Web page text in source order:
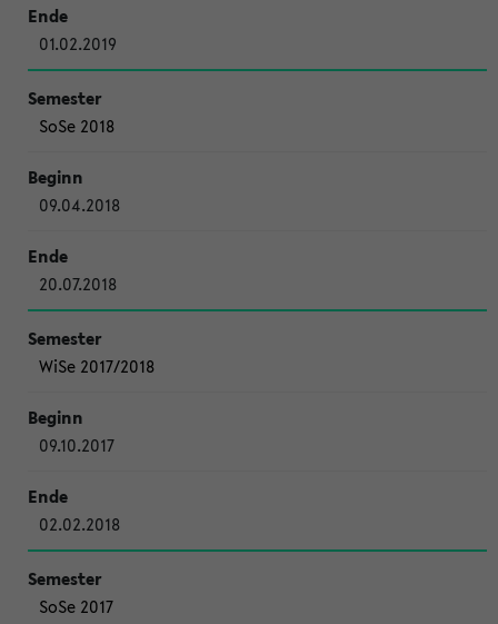
01.02.2019
SoSe 2018
09.04.2018
20.07.2018
WiSe 2017/2018
09.10.2017
02.02.2018
SoSe 2017